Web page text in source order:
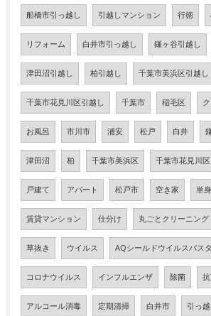
船橋市引っ越し 引越しマンション 行徳
リフォーム 白井市引っ越し 鎌ヶ谷引越し
津田沼引越し 柏引越し 千葉市美浜区引越し
千葉市花見川区引越し 千葉市 稲毛区
お風呂 市川市 浦安 松戸 白井
津田沼 柏 千葉市美浜区 千葉市花見川区
戸建て アパート 松戸市 空き家 単
賃貸マンション 仕分け 丸ごとクリーニング
草抜き ウイルス AQシールドウイルスバス
コロナウイルス インフルエンザ 除菌
アルコール消毒 定期清掃 白井市 引っ越